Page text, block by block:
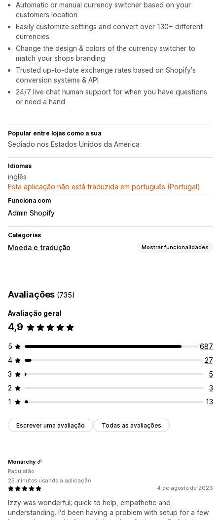
Automatic or manual currency switcher based on your
customers location
Easily customize settings and convert over 130+ different
currencies
Change the design & colors of the currency switcher to
match your shops branding
Trusted up-to-date exchange rates based on Shopify's
conversion systems & API
24/7 live chat human support for when you have questions
or need a hand
Popular entre lojas como a sua
Sediado nos Estados Unidos da América
Idiomas
inglês
Esta aplicação não está traduzida em português (Portugal)
Funciona com
Admin Shopify
Categorias
Moeda e tradução Mostrar funcionalidades
Avaliações (735)
Avaliação geral
4,9
5
687
4
27
3
5
2
3
1
13
Escrever uma avaliação Todas as avaliações
4 de agosto de 2026
Izzy was wonderful; quick to help, empathetic and
understanding. I'd been having a problem with setup for a few
Monarchy
Paquistão
25 minutos usando a aplicação